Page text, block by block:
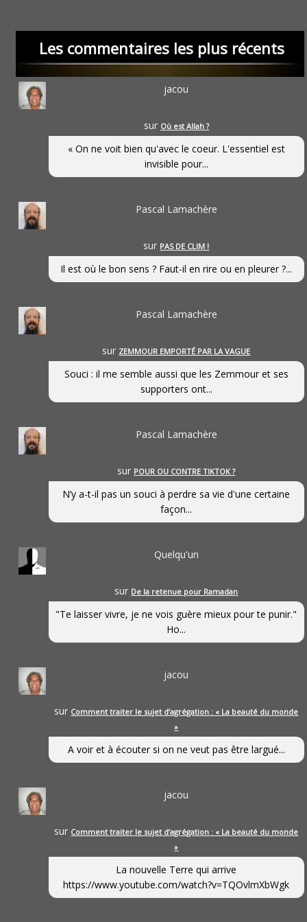
Les commentaires les plus récents
jacou
sur Où est Allah ?
« On ne voit bien qu'avec le coeur. L'essentiel est
invisible pour...
Pascal Lamachère
sur PAS DE CLIM !
Il est où le bon sens ? Faut-il en rire ou en pleurer ?...
Pascal Lamachère
sur ZEMMOUR EMPORTÉ PAR LA VAGUE
Souci : il me semble aussi que les Zemmour et ses
supporters ont...
Pascal Lamachère
sur POUR OU CONTRE TIKTOK ?
N’y a-t-il pas un souci à perdre sa vie d'une certaine
façon...
Quelqu'un
sur De la retenue pour Ramadan
"Te laisser vivre, je ne vois guère mieux pour te punir."
Ho...
jacou
sur Comment traiter le sujet d’agrégation : « La beauté du monde
»
A voir et à écouter si on ne veut pas être largué...
jacou
sur Comment traiter le sujet d’agrégation : « La beauté du monde
»
La nouvelle Terre qui arrive
https://www.youtube.com/watch?v=TQOvlmXbWgk